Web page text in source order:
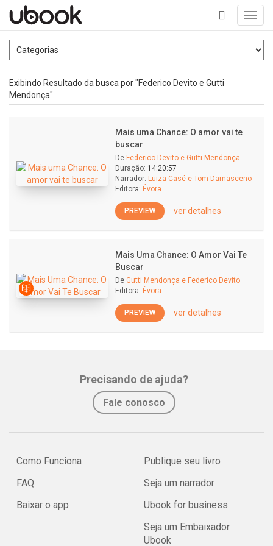
+
Exibindo Resultado da busca por "Federico Devito e Gutti
Mendonça"
Mais uma Chance: O amor vai te
buscar
De Federico Devito e Gutti Mendonça
Duração: 14:20:57
Narrador: Luiza Casé e Tom Damasceno
Editora: Évora
PREVIEW ver detalhes
Mais Uma Chance: O Amor Vai Te
Buscar
De Gutti Mendonça e Federico Devito
Editora: Évora
PREVIEW ver detalhes
Precisando de ajuda?
Fale conosco
Como Funciona
FAQ
Baixar o app
Publique seu livro
Seja um narrador
Ubook for business
Seja um Embaixador
Ubook